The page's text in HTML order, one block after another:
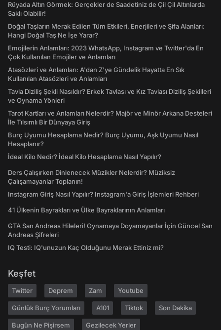
Rüyada Altın Görmek: Gerçekler de Saadetiniz de Çil Çil Altınlarda
Saklı Olabilir!
Doğal Taşların Merak Edilen Tüm Etkileri, Enerjileri ve Şifa Alanları:
Hangi Doğal Taş Ne İşe Yarar?
Emojilerin Anlamları: 2023 WhatsApp, Instagram ve Twitter'da En
Çok Kullanılan Emojiler ve Anlamları
Atasözleri ve Anlamları: A'dan Z'ye Gündelik Hayatta En Sık
Kullanılan Atasözleri ve Anlamları
Tavla Diziliş Şekli Nasıldır? Erkek Tavlası ve Kız Tavlası Diziliş Şekilleri
ve Oynama Yönleri
Tarot Kartları ve Anlamları Nelerdir? Majör ve Minör Arkana Desteleri
İle Tılsımlı Bir Dünyaya Giriş
Burç Uyumu Hesaplama Nedir? Burç Uyumu, Aşk Uyumu Nasıl
Hesaplanır?
İdeal Kilo Nedir? İdeal Kilo Hesaplama Nasıl Yapılır?
Ders Çalışırken Dinlenecek Müzikler Nelerdir? Müziksiz
Çalışamayanlar Toplanın!
Instagram Giriş Nasıl Yapılır? Instagram'a Giriş İşlemleri Rehberi
41 Ülkenin Bayrakları ve Ülke Bayraklarının Anlamları
GTA San Andreas Hileleri! Oynamaya Doyamayanlar İçin Güncel San
Andreas Şifreleri
IQ Testi: IQ'unuzun Kaç Olduğunu Merak Ettiniz mi?
Keşfet
Twitter Deprem Zam Youtube
Günlük Burç Yorumları A101 Tiktok Son Dakika
Bugün Ne Pişirsem Gezilecek Yerler